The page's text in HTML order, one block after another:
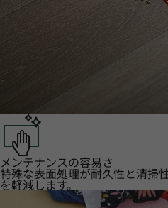
メンテナンスの容易さ
特殊な表面処理が耐久性と清掃
を軽減します。